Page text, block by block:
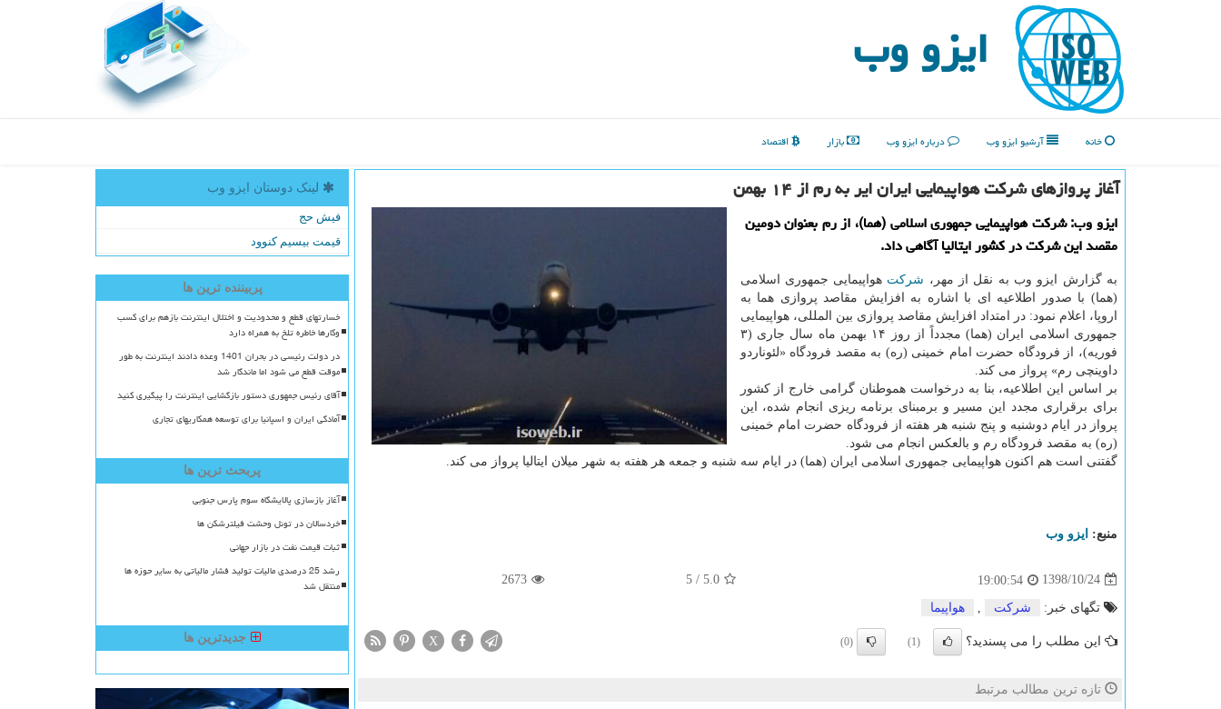
ایزو وب
خانه آرشیو ایزو وب درباره ایزو وب بازار اقتصاد
آغاز پروازهای شركت هواپیمایی ایران ایر به رم از ۱۴ بهمن
ایزو وب: شركت هواپیمایی جمهوری اسلامی (هما)، از رم بعنوان دومین
مقصد این شركت در كشور ایتالیا آگاهی داد.
به گزارش ایزو وب به نقل از مهر، شركت هواپیمایی جمهوری اسلامی
(هما) با صدور اطلاعیه ای با اشاره به افزایش مقاصد پروازی هما به
اروپا، اعلام نمود: در امتداد افزایش مقاصد پروازی بین المللی، هواپیمایی
جمهوری اسلامی ایران (هما) مجدداً از روز ۱۴ بهمن ماه سال جاری (۳
فوریه)، از فرودگاه حضرت امام خمینی (ره) به مقصد فرودگاه «لئوناردو
داوینچی رم» پرواز می كند.
بر اساس این اطلاعیه، بنا به درخواست هموطنان گرامی خارج از كشور
برای برقراری مجدد این مسیر و برمبنای برنامه ریزی انجام شده، این
پرواز در ایام دوشنبه و پنج شنبه هر هفته از فرودگاه حضرت امام خمینی
(ره) به مقصد فرودگاه رم و بالعكس انجام می شود.
گفتنی است هم اكنون هواپیمایی جمهوری اسلامی ایران (هما) در ایام سه شنبه و جمعه هر هفته به شهر میلان ایتالیا پرواز می كند.
منبع: ایزو وب
1398/10/24
19:00:54
5.0
/
5
2673
تگهای خبر: شركت هواپیما
این مطلب را می پسندید؟ (1)
(0)
X
تازه ترین مطالب مرتبط
لینک دوستان ایزو وب
فیش حج
قیمت بیسیم کنوود
پربیننده ترین ها
خسارتهای قطع و محدودیت و اختلال اینترنت بازهم برای کسب
وکارها خاطره تلخ به همراه دارد
در دولت رئیسی در بحران 1401 وعده دادند اینترنت به طور
موقت قطع می شود اما ماندگار شد
آقای رئیس جمهوری دستور بازگشایی اینترنت را پیگیری کنید
آمادگی ایران و اسپانیا برای توسعه همکاریهای تجاری
پربحث ترین ها
آغاز بازسازی پالایشگاه سوم پارس جنوبی
خردسالان در تونل وحشت فیلترشکن ها
ثبات قیمت نفت در بازار جهانی
رشد 25 درصدی مالیات تولید فشار مالیاتی به سایر حوزه ها
منتقل شد
جدیدترین ها